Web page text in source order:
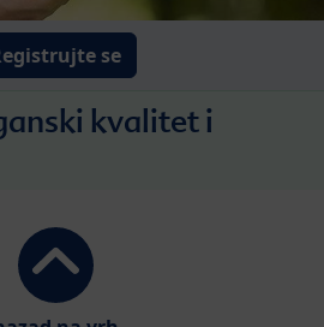
se
kvalitet i